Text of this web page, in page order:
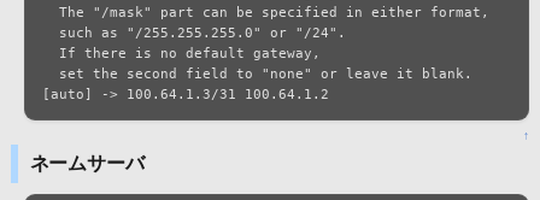
  The "/mask" part can be specified in either format,
[auto] -> 100.64.1.3/31 100.64.1.2
↑
ネームサーバ